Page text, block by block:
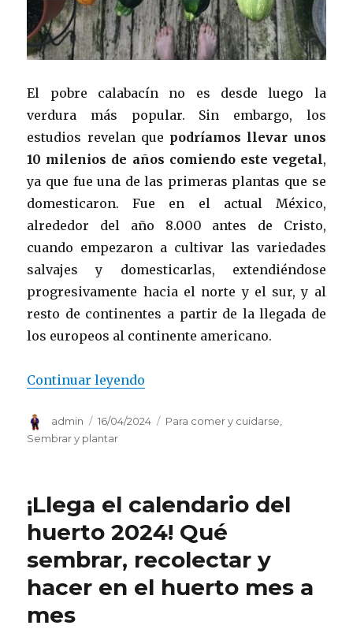
El pobre calabacín no es desde luego la
verdura más popular. Sin embargo, los
estudios revelan que podríamos llevar unos
10 milenios de años comiendo este vegetal,
ya que fue una de las primeras plantas que se
domesticaron. Fue en el actual México,
alrededor del año 8.000 antes de Cristo,
cuando empezaron a cultivar las variedades
salvajes y domesticarlas, extendiéndose
progresivamente hacia el norte y el sur, y al
resto de continentes a partir de la llegada de
los europeos al continente americano.
Continuar leyendo
Autor
admin
Publicado
el
16/04/2024 Categorías
Para comer y cuidarse,
Sembrar y plantar
¡Llega el calendario del
huerto 2024! Qué
sembrar, recolectar y
hacer en el huerto mes a
mes